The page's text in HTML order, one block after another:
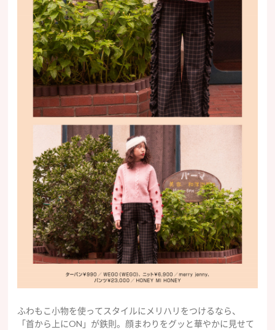
ふわもこ小物を使ってスタイルにメリハリをつけるなら、
「首から上にON」が鉄則。顔まわりをグッと華やかに見せて